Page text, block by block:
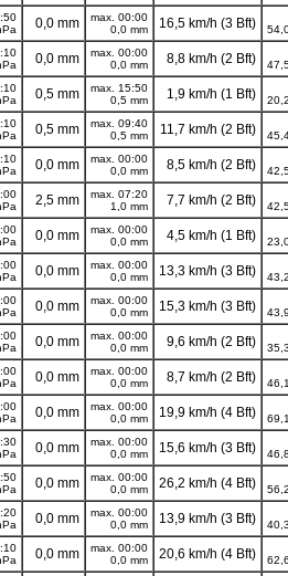
0,0 mm
max. 00:00
0,0 mm
16,5 km/h (3 Bft)
0,0 mm
max. 00:00
0,0 mm
8,8 km/h (2 Bft)
0,5 mm
max. 15:50
0,5 mm
1,9 km/h (1 Bft)
0,5 mm
max. 09:40
0,5 mm
11,7 km/h (2 Bft)
0,0 mm
max. 00:00
0,0 mm
8,5 km/h (2 Bft)
2,5 mm
max. 07:20
1,0 mm
7,7 km/h (2 Bft)
0,0 mm
max. 00:00
0,0 mm
4,5 km/h (1 Bft)
0,0 mm
max. 00:00
0,0 mm
13,3 km/h (3 Bft)
0,0 mm
max. 00:00
0,0 mm
15,3 km/h (3 Bft)
0,0 mm
max. 00:00
0,0 mm
9,6 km/h (2 Bft)
0,0 mm
max. 00:00
0,0 mm
8,7 km/h (2 Bft)
0,0 mm
max. 00:00
0,0 mm
19,9 km/h (4 Bft)
0,0 mm
max. 00:00
0,0 mm
15,6 km/h (3 Bft)
0,0 mm
max. 00:00
0,0 mm
26,2 km/h (4 Bft)
0,0 mm
max. 00:00
0,0 mm
13,9 km/h (3 Bft)
0,0 mm
max. 00:00
0,0 mm
20,6 km/h (4 Bft)